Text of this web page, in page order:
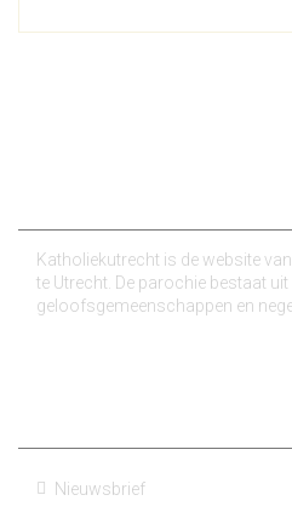
Katholiekutrecht is de website
te Utrecht. De parochie bestaat uit
geloofsgemeenschappen en
Nieuwsbrief